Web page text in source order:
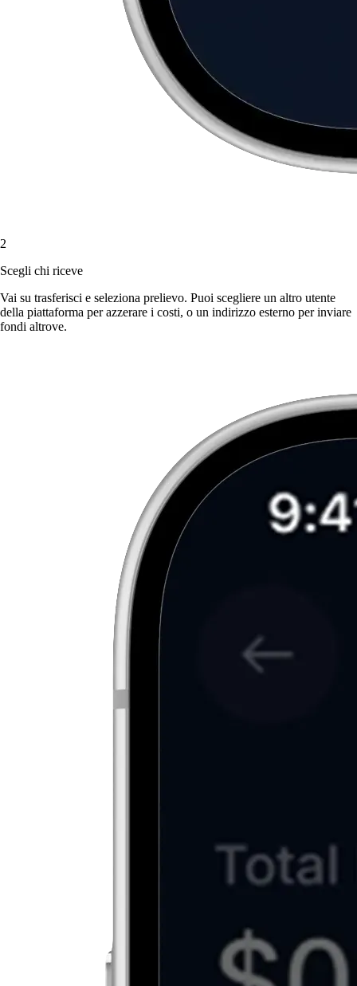
2
Scegli chi riceve
Vai su trasferisci e seleziona prelievo. Puoi scegliere un altro utente
della piattaforma per azzerare i costi, o un indirizzo esterno per inviare
fondi altrove.